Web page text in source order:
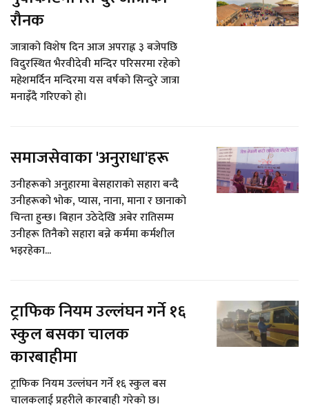
रौनक
जात्राको विशेष दिन आज अपराह्न ३ बजेपछि
विदुरस्थित भैरवीदेवी मन्दिर परिसरमा रहेको
महेशमर्दिन मन्दिरमा यस वर्षको सिन्दुरे जात्रा
मनाइँदै गरिएको हो।
समाजसेवाका 'अनुराधा'हरू
उनीहरूको अनुहारमा बेसहाराको सहारा बन्दै
उनीहरूको भोक, प्यास, नाना, माना र छानाको
चिन्ता हुन्छ। बिहान उठेदेखि अबेर रातिसम्म
उनीहरू तिनैको सहारा बन्ने कर्ममा कर्मशील
भइरहेका...
ट्राफिक नियम उल्लंघन गर्ने १६
स्कुल बसका चालक
कारबाहीमा
ट्राफिक नियम उल्लंघन गर्ने १६ स्कुल बस
चालकलाई प्रहरीले कारबाही गरेको छ।